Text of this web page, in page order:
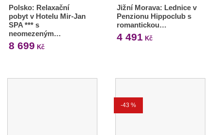
Polsko: Relaxační
pobyt v Hotelu Mir-Jan
SPA *** s
neomezeným…
8 699 Kč
Jižní Morava: Lednice v
Penzionu Hippoclub s
romantickou…
4 491 Kč
-43 %